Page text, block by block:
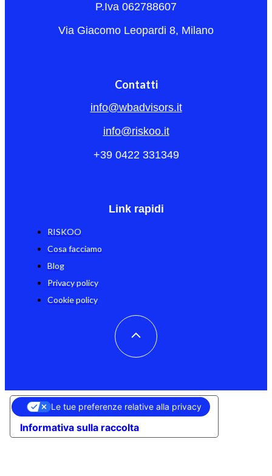
P.Iva 062788607
Via Giacomo Leopardi 8, Milano
Contatti
info@wbadvisors.it
info@riskoo.it
+39 0422 331349
Link rapidi
RISKOO
Cosa facciamo
Blog
Privacy policy
Cookie policy
Informativa sulla raccolta
Le tue preferenze relative alla privacy